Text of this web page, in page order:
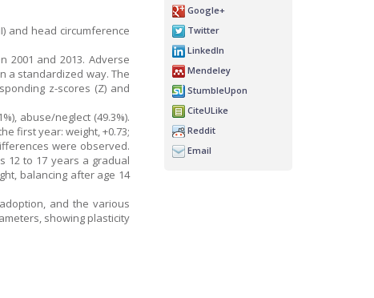
and head circumference
2001 and 2013. Adverse
a standardized way. The
z-scores (Z) and
abuse/neglect (49.3%).
first year: weight, +0.73;
were observed.
12 to 17 years a gradual
balancing after age 14
and the various
showing plasticity
Google+
Twitter
LinkedIn
Mendeley
StumbleUpon
CiteULike
Reddit
Email